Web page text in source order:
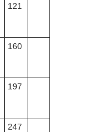
121
160
197
247